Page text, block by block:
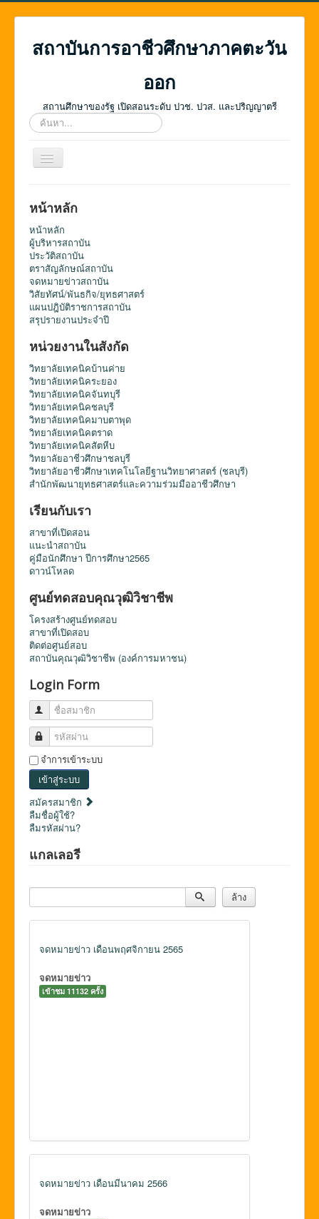
สถาบันการอาชีวศึกษาภาคตะวัน
ออก
สถานศึกษาของรัฐ เปิดสอนระดับ ปวช. ปวส. และปริญญาตรี
ค้นหา...
สลับ
เน
ชั่น
หน้าหลัก
หน้าหลัก
ผู้บริหารสถาบัน
ประวัติสถาบัน
ตราสัญลักษณ์สถาบัน
จดหมายข่าวสถาบัน
วิสัยทัศน์/พันธกิจ/ยุทธศาสตร์
แผนปฎิบัติราชการสถาบัน
สรุปรายงานประจำปี
หน่วยงานในสังกัด
วิทยาลัยเทคนิคบ้านค่าย
วิทยาลัยเทคนิคระยอง
วิทยาลัยเทคนิคจันทบุรี
วิทยาลัยเทคนิคชลบุรี
วิทยาลัยเทคนิคมาบตาพุด
วิทยาลัยเทคนิคตราด
วิทยาลัยเทคนิคสัตหีบ
วิทยาลัยอาชีวศึกษาชลบุรี
วิทยาลัยอาชีวศึกษาเทคโนโลยีฐานวิทยาศาสตร์ (ชลบุรี)
สำนักพัฒนายุทธศาสตร์และความร่วมมืออาชีวศึกษา
เรียนกับเรา
สาขาที่เปิดสอน
แนะนำสถาบัน
คู่มือนักศึกษา ปีการศึกษา2565
ดาวน์โหลด
ศูนย์ทดสอบคุณวุฒิวิชาชีพ
โครงสร้างศูนย์ทดสอบ
สาขาที่เปิดสอบ
ติดต่อศูนย์สอบ
สถาบันคุณวุฒิวิชาชีพ (องค์การมหาชน)
Login Form
ชื่อสมาชิก
รหัสผ่าน
จำการเข้าระบบ
เข้าสู่ระบบ
สมัครสมาชิก
ลืมชื่อผู้ใช้?
ลืมรหัสผ่าน?
แกลเลอรี
ค้นหา ล้าง
จดหมายข่าว เดือนพฤศจิกายน 2565
จดหมายข่าว
เข้าชม 11132 ครั้ง
จดหมายข่าว เดือนมีนาคม 2566
จดหมายข่าว